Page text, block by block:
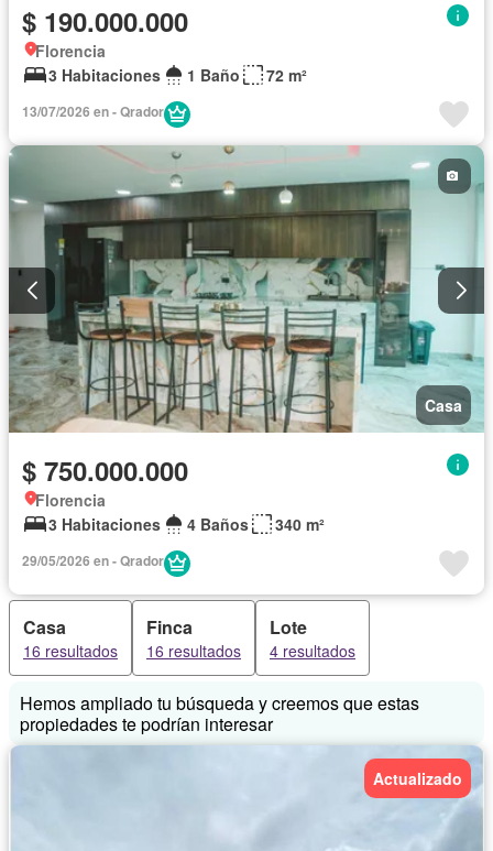
$ 190.000.000
Florencia
3 Habitaciones
1 Baño 72 m²
13/07/2026 en - Qrador
Casa
$ 750.000.000
Florencia
3 Habitaciones
4 Baños 340 m²
29/05/2026 en - Qrador
Casa
16 resultados
Finca
16 resultados
Lote
4 resultados
Hemos ampliado tu búsqueda y creemos que estas
propiedades te podrían interesar
Actualizado